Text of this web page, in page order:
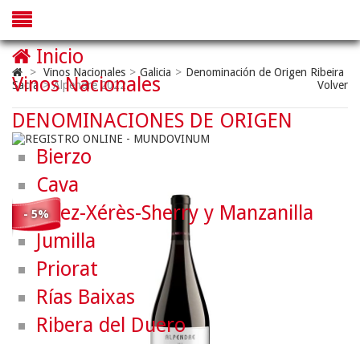
> Vinos Nacionales > Galicia > Denominación de Origen Ribeira
Sacra > Alpendre 2022 Volver
- 5%
Inicio
Vinos Nacionales
DENOMINACIONES DE ORIGEN
Bierzo
Cava
Jerez-Xérès-Sherry y Manzanilla
Jumilla
Priorat
Rías Baixas
Ribera del Duero